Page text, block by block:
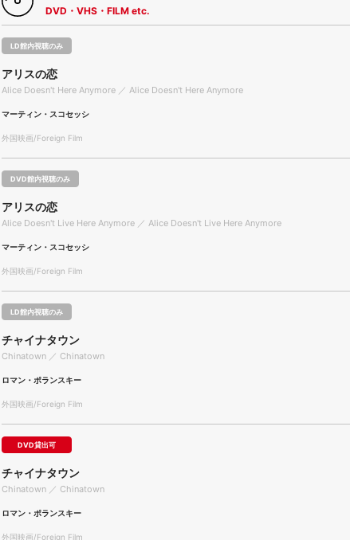
DVD・VHS・FILM etc.
LD館内視聴のみ
アリスの恋
Alice Doesn't Here Anymore ／ Alice Doesn't Here Anymore
マーティン・スコセッシ
外国映画/Foreign Film
DVD館内視聴のみ
アリスの恋
Alice Doesn't Live Here Anymore ／ Alice Doesn't Live Here Anymore
マーティン・スコセッシ
外国映画/Foreign Film
LD館内視聴のみ
チャイナタウン
Chinatown ／ Chinatown
ロマン・ポランスキー
外国映画/Foreign Film
DVD貸出可
チャイナタウン
Chinatown ／ Chinatown
ロマン・ポランスキー
外国映画/Foreign Film